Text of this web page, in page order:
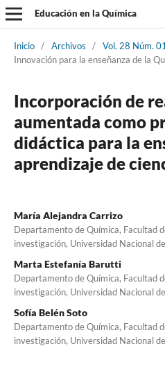
Educación en la Química
Inicio / Archivos / Vol. 28 Núm.
Innovación para la enseñanza de la
Incorporación de
aumentada como
didáctica para la
aprendizaje de
María Alejandra Carrizo
Departamento de Química, Facultad
investigación, Universidad Nacional
Marta Estefanía Barutti
Departamento de Química, Facultad
investigación, Universidad Nacional
Sofía Belén Soto
Departamento de Química, Facultad
investigación, Universidad Nacional